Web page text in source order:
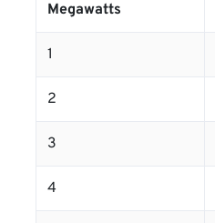
Megawatts
1
2
3
4